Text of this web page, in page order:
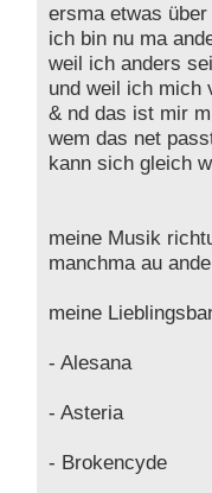
ersma etwas
ich bin nu ma
weil ich anders
und weil ich mich
& nd das ist mir
wem das net
kann sich gleich
meine Musik
manchma au
meine
- Alesana
- Asteria
- Brokencyde